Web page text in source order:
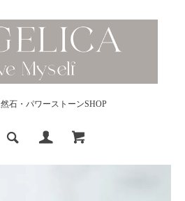
石・パワーストーンSHOP